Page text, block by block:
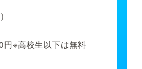
※高校生以下は無料